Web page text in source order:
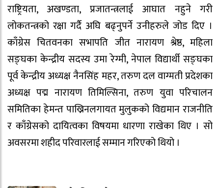
राष्ट्रियता, अखण्डता, प्रजातन्त्रलाई आघात नहुने गरी
लोकतन्त्रको रक्षा गर्दै अघि बढ्नुपर्ने उनीहरुले जोड दिए ।
काँग्रेस चितवनका सभापति जीत नारायण श्रेष्ठ, महिला
सङ्घका केन्द्रीय सदस्य उमा रेग्मी, नेपाल विद्यार्थी सङ्घका
पूर्व केन्द्रीय अध्यक्ष नैनसिंह महर, तरुण दल वाग्मती प्रदेशका
अध्यक्ष पद्म नारायण तिमिल्सिना, तरुण युवा परिचालन
समितिका हेमन्त पाख्रिनलगायत मुलुकको विद्यमान राजनीति
र काँग्रेसको दायित्वका विषयमा धारणा राखेका थिए । सो
अवसरमा शहीद परिवारलाई सम्मान गरिएको थियो ।